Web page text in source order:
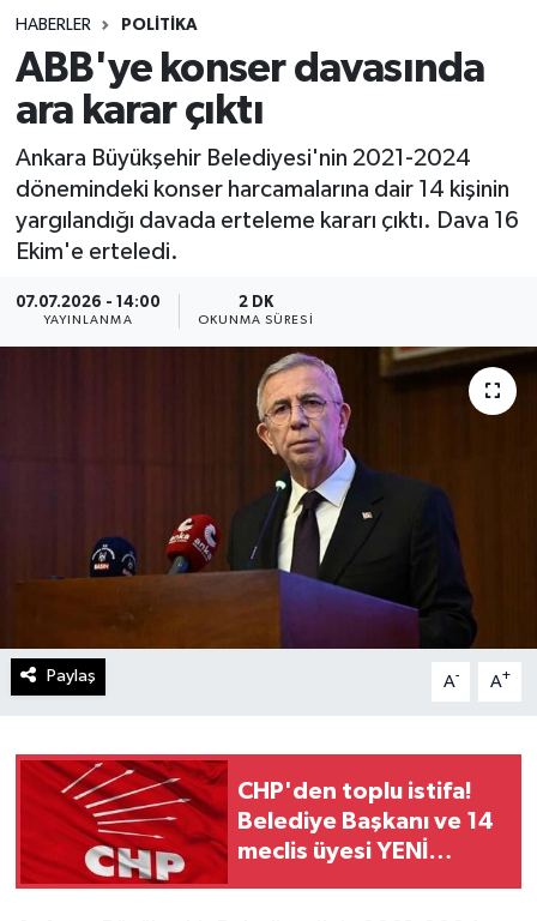
HABERLER POLITIKA
ABB'ye konser davasında
ara karar çıktı
Ankara Büyükşehir Belediyesi'nin 2021-2024
dönemindeki konser harcamalarına dair 14 kişinin
yargılandığı davada erteleme kararı çıktı. Dava 16
Ekim'e erteledi.
07.07.2026 - 14:00
YAYINLANMA
2 DK
OKUNMA SÜRESI
Paylaş A- A+
CHP'den toplu istifa!
Belediye Başkanı ve 14
meclis üyesi YENİ
Spor
Teknoloji
Yaşam